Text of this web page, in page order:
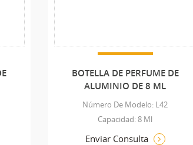
BOTELLA DE PERFUME DE
ALUMINIO DE 8 ML
Número De Modelo: L42
Capacidad: 8 Ml
Enviar Consulta